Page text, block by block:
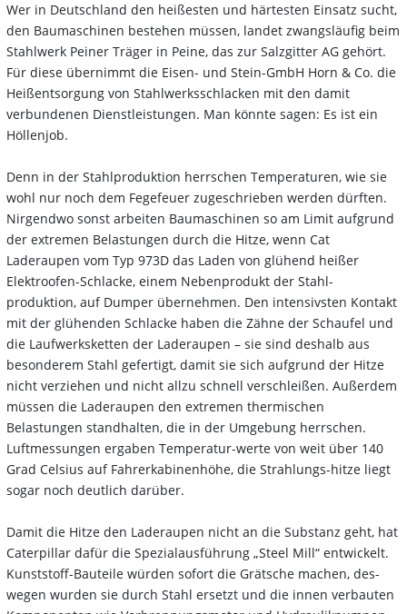
Wer in Deutschland den heißesten und härtesten Einsatz sucht,
den Baumaschinen bestehen müssen, landet zwangsläufig beim
Stahlwerk Peiner Träger in Peine, das zur Salzgitter AG gehört.
Für diese übernimmt die Eisen- und Stein-GmbH Horn & Co. die
Heißentsorgung von Stahlwerksschlacken mit den damit
verbundenen Dienstleistungen. Man könnte sagen: Es ist ein
Höllenjob.
Denn in der Stahlproduktion herrschen Temperaturen, wie sie
wohl nur noch dem Fegefeuer zugeschrieben werden dürften.
Nirgendwo sonst arbeiten Baumaschinen so am Limit aufgrund
der extremen Belastungen durch die Hitze, wenn Cat
Laderaupen vom Typ 973D das Laden von glühend heißer
Elektroofen-Schlacke, einem Nebenprodukt der Stahl-
produktion, auf Dumper übernehmen. Den intensivsten Kontakt
mit der glühenden Schlacke haben die Zähne der Schaufel und
die Laufwerksketten der Laderaupen – sie sind deshalb aus
besonderem Stahl gefertigt, damit sie sich aufgrund der Hitze
nicht verziehen und nicht allzu schnell verschleißen. Außerdem
müssen die Laderaupen den extremen thermischen
Belastungen standhalten, die in der Umgebung herrschen.
Luftmessungen ergaben Temperatur-werte von weit über 140
Grad Celsius auf Fahrerkabinenhöhe, die Strahlungs-hitze liegt
sogar noch deutlich darüber.
Damit die Hitze den Laderaupen nicht an die Substanz geht, hat
Caterpillar dafür die Spezialausführung „Steel Mill“ entwickelt.
Kunststoff-Bauteile würden sofort die Grätsche machen, des-
wegen wurden sie durch Stahl ersetzt und die innen verbauten